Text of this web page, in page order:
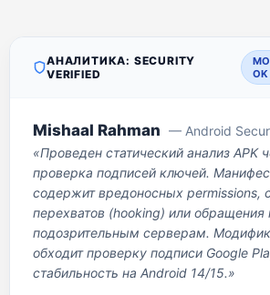
АНАЛИТИКА: SECURITY
VERIFIED
OK
Mishaal Rahman — Android
«Проведен статический анализ APK
проверка подписей ключей.
содержит вредоносных permissions,
перехватов (hooking) или обращения
подозрительным серверам.
обходит проверку подписи Google
стабильность на Android 14/15.»